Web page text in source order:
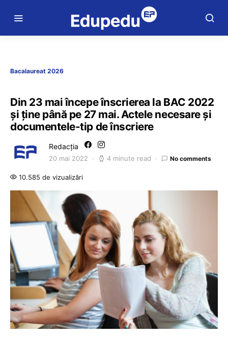
Bacalaureat 2026
Din 23 mai începe înscrierea la BAC 2022
și ține până pe 27 mai. Actele necesare și
documentele-tip de înscriere
Redacția
20 mai 2022 4 minute read No comments
10.585 de vizualizări